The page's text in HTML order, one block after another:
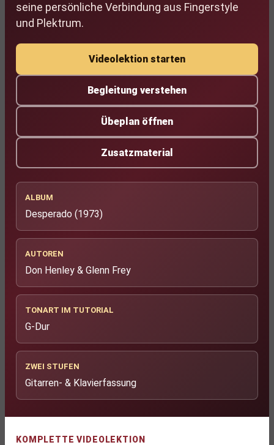
seine persönliche Verbindung aus Fingerstyle
und Plektrum.
Videolektion starten
Begleitung verstehen
Übeplan öffnen
Zusatzmaterial
ALBUM
Desperado (1973)
AUTOREN
Don Henley & Glenn Frey
TONART IM TUTORIAL
G-Dur
ZWEI STUFEN
Gitarren- & Klavierfassung
KOMPLETTE VIDEOLEKTION